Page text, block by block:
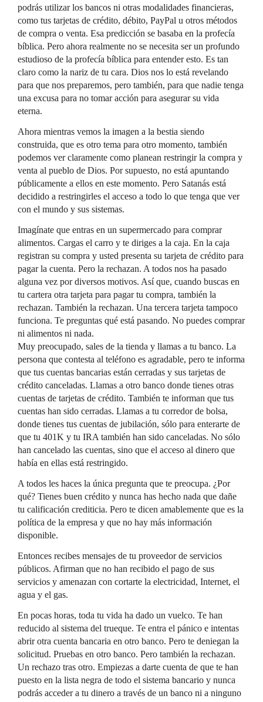
podrás utilizar los bancos ni otras modalidades financieras,
como tus tarjetas de crédito, débito, PayPal u otros métodos
de compra o venta. Esa predicción se basaba en la profecía
bíblica. Pero ahora realmente no se necesita ser un profundo
estudioso de la profecía bíblica para entender esto. Es tan
claro como la nariz de tu cara. Dios nos lo está revelando
para que nos preparemos, pero también, para que nadie tenga
una excusa para no tomar acción para asegurar su vida
eterna.
Ahora mientras vemos la imagen a la bestia siendo
construida, que es otro tema para otro momento, también
podemos ver claramente como planean restringir la compra y
venta al pueblo de Dios. Por supuesto, no está apuntando
públicamente a ellos en este momento. Pero Satanás está
decidido a restringirles el acceso a todo lo que tenga que ver
con el mundo y sus sistemas.
Imagínate que entras en un supermercado para comprar
alimentos. Cargas el carro y te diriges a la caja. En la caja
registran su compra y usted presenta su tarjeta de crédito para
pagar la cuenta. Pero la rechazan. A todos nos ha pasado
alguna vez por diversos motivos. Así que, cuando buscas en
tu cartera otra tarjeta para pagar tu compra, también la
rechazan. También la rechazan. Una tercera tarjeta tampoco
funciona. Te preguntas qué está pasando. No puedes comprar
ni alimentos ni nada.
Muy preocupado, sales de la tienda y llamas a tu banco. La
persona que contesta al teléfono es agradable, pero te informa
que tus cuentas bancarias están cerradas y sus tarjetas de
crédito canceladas. Llamas a otro banco donde tienes otras
cuentas de tarjetas de crédito. También te informan que tus
cuentas han sido cerradas. Llamas a tu corredor de bolsa,
donde tienes tus cuentas de jubilación, sólo para enterarte de
que tu 401K y tu IRA también han sido canceladas. No sólo
han cancelado las cuentas, sino que el acceso al dinero que
había en ellas está restringido.
A todos les haces la única pregunta que te preocupa. ¿Por
qué? Tienes buen crédito y nunca has hecho nada que dañe
tu calificación crediticia. Pero te dicen amablemente que es la
política de la empresa y que no hay más información
disponible.
Entonces recibes mensajes de tu proveedor de servicios
públicos. Afirman que no han recibido el pago de sus
servicios y amenazan con cortarte la electricidad, Internet, el
agua y el gas.
En pocas horas, toda tu vida ha dado un vuelco. Te han
reducido al sistema del trueque. Te entra el pánico e intentas
abrir otra cuenta bancaria en otro banco. Pero te deniegan la
solicitud. Pruebas en otro banco. Pero también la rechazan.
Un rechazo tras otro. Empiezas a darte cuenta de que te han
puesto en la lista negra de todo el sistema bancario y nunca
podrás acceder a tu dinero a través de un banco ni a ninguno